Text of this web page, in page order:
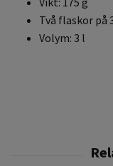
Två flaskor
Volym: 3 l